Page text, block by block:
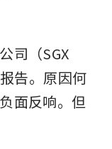
司（SGX
告。原因何
面反响。但